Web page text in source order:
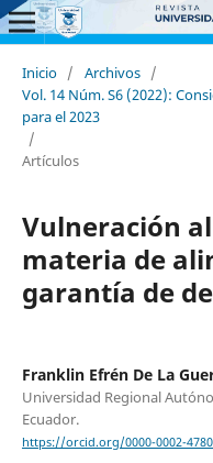
Inicio / Archivos /
Vol. 14 Núm. S6 (2022):
para el 2023
/
Artículos
Vulneración
materia de
garantía de
Franklin Efrén De La
Universidad Regional
Ecuador.
https://orcid.org/0000-0002-